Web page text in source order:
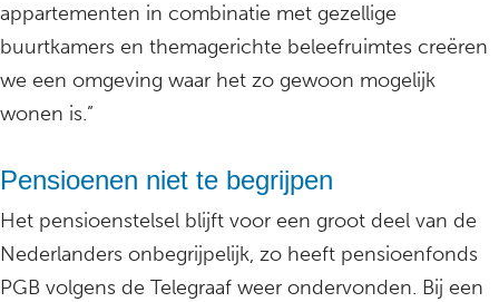
appartementen in combinatie met gezellige
buurtkamers en themagerichte beleefruimtes creëren
we een omgeving waar het zo gewoon mogelijk
wonen is.”
Pensioenen niet te begrijpen
Het pensioenstelsel blijft voor een groot deel van de
Nederlanders onbegrijpelijk, zo heeft pensioenfonds
PGB volgens de Telegraaf weer ondervonden. Bij een